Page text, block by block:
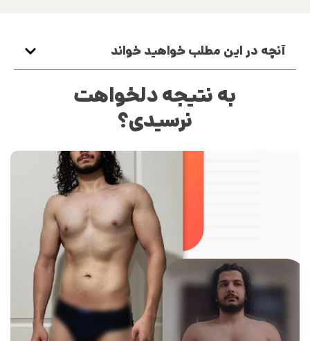
آنچه در این مطلب خواهید خواند
به نتیجه دلخواهت
نرسیدی؟